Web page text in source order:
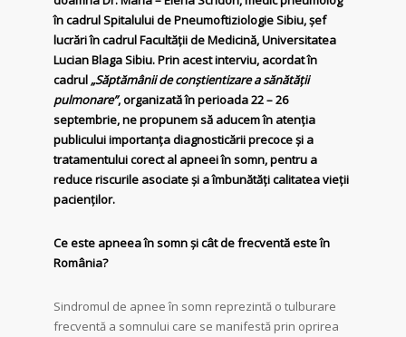
în cadrul Spitalului de Pneumoftiziologie Sibiu, șef
lucrări în cadrul Facultății de Medicină, Universitatea
Lucian Blaga Sibiu. Prin acest interviu, acordat în
cadrul„Săptămânii de conștientizare a sănătății
pulmonare”, organizată în perioada 22 – 26
septembrie, ne propunem să aducem în atenția
publicului importanța diagnosticării precoce și a
tratamentului corect al apneei în somn, pentru a
reduce riscurile asociate și a îmbunătăți calitatea vieții
pacienților.
Ce este apneea în somn și cât de frecventă este în
România?
Sindromul de apnee în somn reprezintă o tulburare
frecventă a somnului care se manifestă prin oprirea